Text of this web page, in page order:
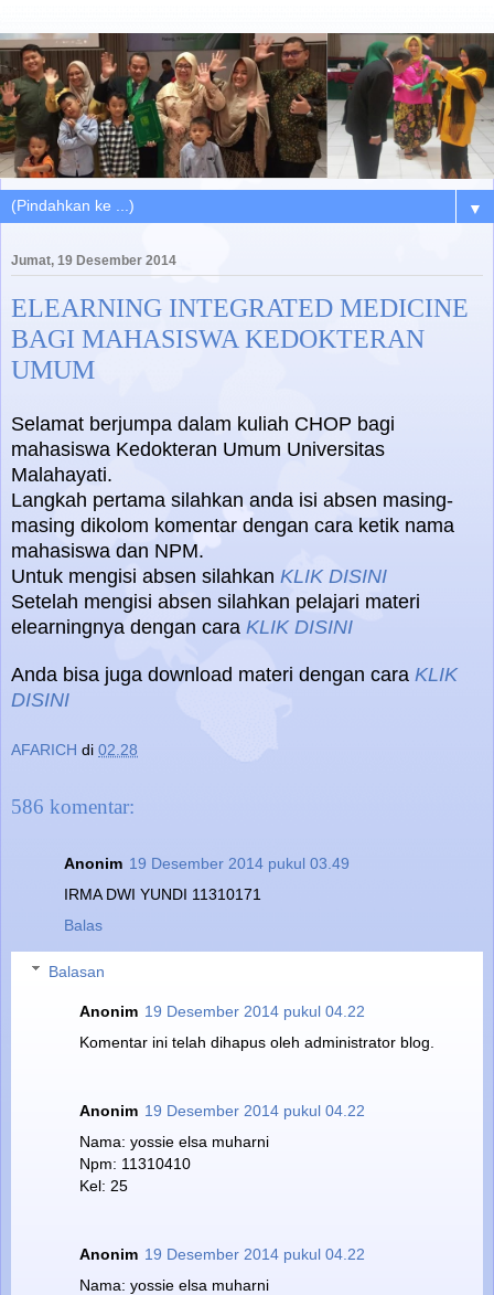
▼
Jumat, 19 Desember 2014
ELEARNING INTEGRATED MEDICINE
BAGI MAHASISWA KEDOKTERAN
UMUM
Selamat berjumpa dalam kuliah CHOP bagi
mahasiswa Kedokteran Umum Universitas
Malahayati.
Langkah pertama silahkan anda isi absen masing-
masing dikolom komentar dengan cara ketik nama
mahasiswa dan NPM.
Untuk mengisi absen silahkan KLIK DISINI
Setelah mengisi absen silahkan pelajari materi
elearningnya dengan cara KLIK DISINI
Anda bisa juga download materi dengan cara KLIK
DISINI
AFARICH di 02.28
586 komentar:
Anonim 19 Desember 2014 pukul 03.49
IRMA DWI YUNDI 11310171
Balas
Balasan
Anonim 19 Desember 2014 pukul 04.22
Komentar ini telah dihapus oleh administrator blog.
Anonim 19 Desember 2014 pukul 04.22
Nama: yossie elsa muharni
Npm: 11310410
Kel: 25
Anonim 19 Desember 2014 pukul 04.22
Nama: yossie elsa muharni